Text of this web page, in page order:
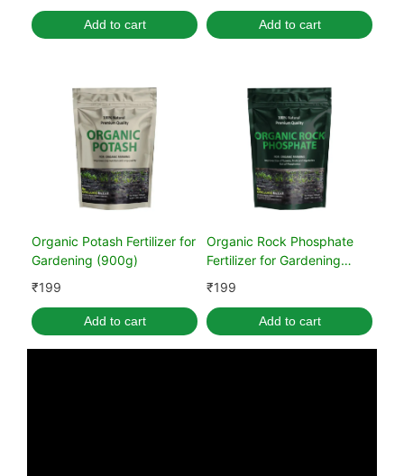
Add to cart Add to cart
Organic Potash Fertilizer for
Gardening (900g)
₹199
Add to cart
Organic Rock Phosphate
Fertilizer for Gardening
(900 GM)
₹199
Add to cart